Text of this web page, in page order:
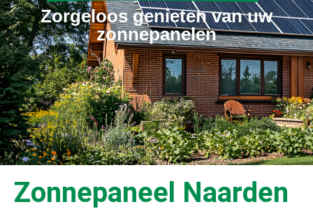
Zorgeloos genieten van uw
zonnepanelen
Zonnepaneel Naarden